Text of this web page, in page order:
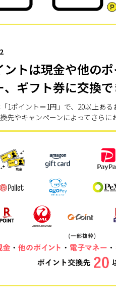
トは現金や他のポ
ギフト券に交換で
1ポイント＝1円」で、20以上あ
先やキャンペーンによってさら